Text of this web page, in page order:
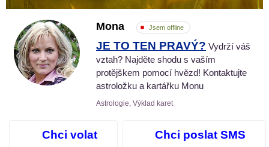
Mona Jsem offline
JE TO TEN PRAVÝ? Vydrží váš
vztah? Najděte shodu s vaším
protějškem pomocí hvězd! Kontaktujte
astroložku a kartářku Monu
Astrologie, Výklad karet
Chci volat Chci poslat SMS